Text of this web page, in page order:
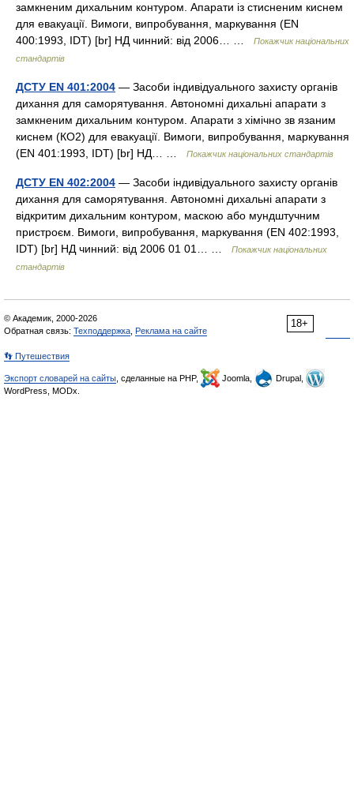
замкненим дихальним контуром. Апарати із стисненим киснем
для евакуації. Вимоги, випробування, маркування (EN
400:1993, IDT) [br] НД чинний: від 2006… …
Покажчик національних
стандартів
ДСТУ EN 401:2004 — Засоби індивідуального захисту органів
дихання для саморятування. Автономні дихальні апарати з
замкненим дихальним контуром. Апарати з хімічно зв язаним
киснем (КО2) для евакуації. Вимоги, випробування, маркування
(EN 401:1993, IDT) [br] НД… …
Покажчик національних стандартів
ДСТУ EN 402:2004 — Засоби індивідуального захисту органів
дихання для саморятування. Автономні дихальні апарати з
відкритим дихальним контуром, маскою або мундштучним
пристроєм. Вимоги, випробування, маркування (EN 402:1993,
IDT) [br] НД чинний: від 2006 01 01… …
Покажчик національних
стандартів
18+
© Академик, 2000-2026
Обратная связь: Техподдержка Реклама на сайте
👣 Путешествия
Экспорт словарей на сайты , сделанные на PHP, Joomla,
Drupal,
WordPress, MODx.